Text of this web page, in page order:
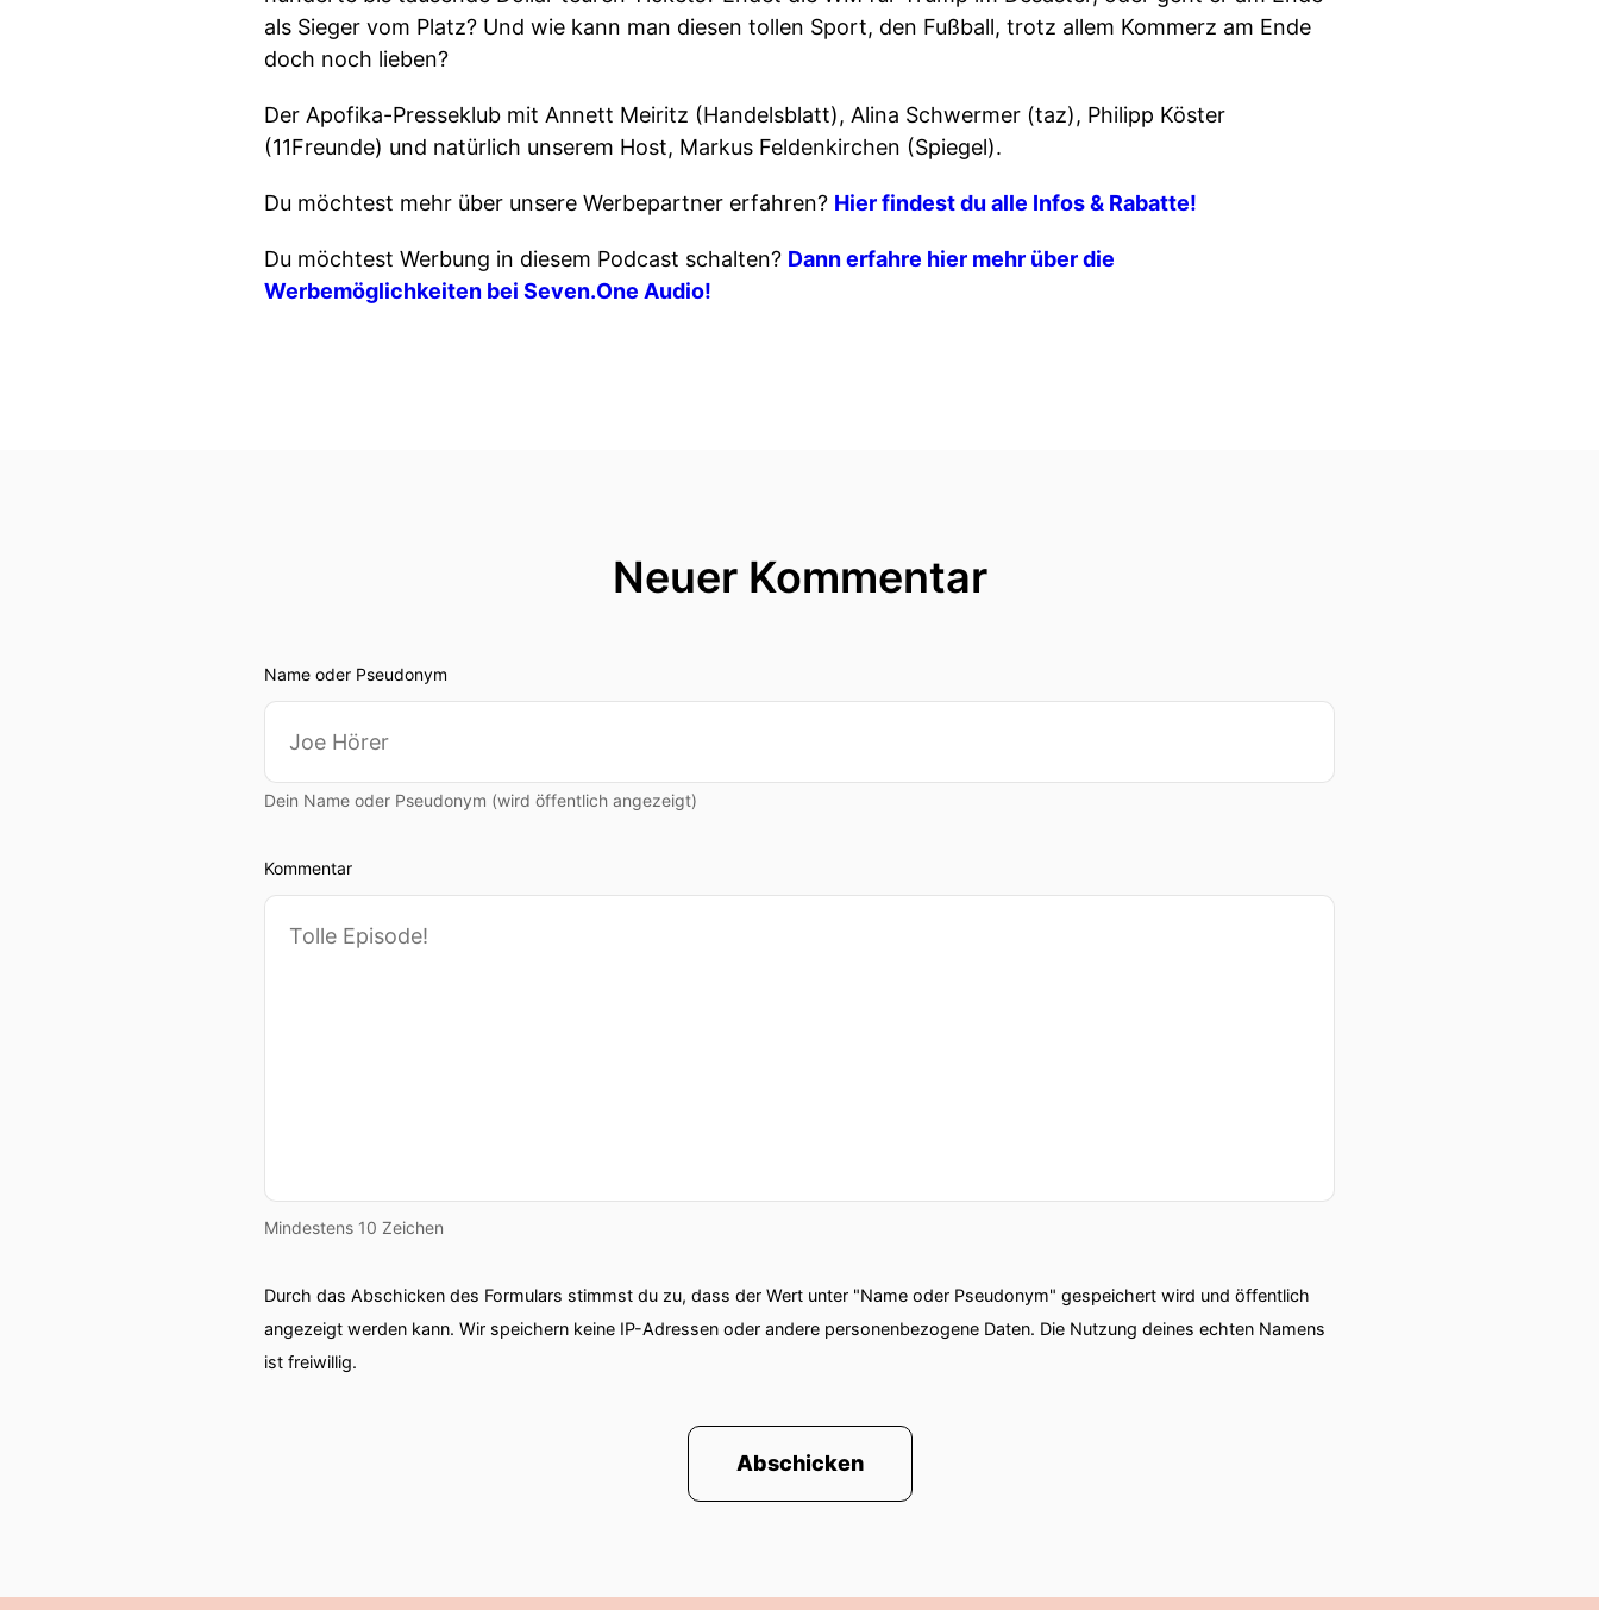
als Sieger vom Platz? Und wie kann man diesen tollen Sport, den Fußball, trotz allem Kommerz am Ende
doch noch lieben?
Der Apofika-Presseklub mit Annett Meiritz (Handelsblatt), Alina Schwermer (taz), Philipp Köster
(11Freunde) und natürlich unserem Host, Markus Feldenkirchen (Spiegel).
Du möchtest mehr über unsere Werbepartner erfahren? Hier findest du alle Infos & Rabatte!
Du möchtest Werbung in diesem Podcast schalten? Dann erfahre hier mehr über die
Werbemöglichkeiten bei Seven.One Audio!
Neuer Kommentar
Name oder Pseudonym
Dein Name oder Pseudonym (wird öffentlich angezeigt)
Kommentar
Mindestens 10 Zeichen
Durch das Abschicken des Formulars stimmst du zu, dass der Wert unter "Name oder Pseudonym" gespeichert wird und öffentlich
angezeigt werden kann. Wir speichern keine IP-Adressen oder andere personenbezogene Daten. Die Nutzung deines echten Namens
ist freiwillig.
Abschicken